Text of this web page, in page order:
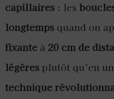
capillaires : les
longtemps quand on
fixante à 20 cm de
légères plutôt qu’en
technique